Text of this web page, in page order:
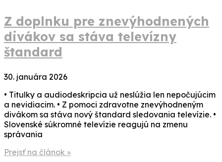
Z doplnku pre znevýhodnených
divákov sa stáva televízny
štandard
30. januára 2026
• Titulky a audiodeskripcia už neslúžia len nepočujúcim
a nevidiacim. • Z pomoci zdravotne znevýhodneným
divákom sa stáva nový štandard sledovania televízie. •
Slovenské súkromné televízie reagujú na zmenu
správania
Prejsť na článok »